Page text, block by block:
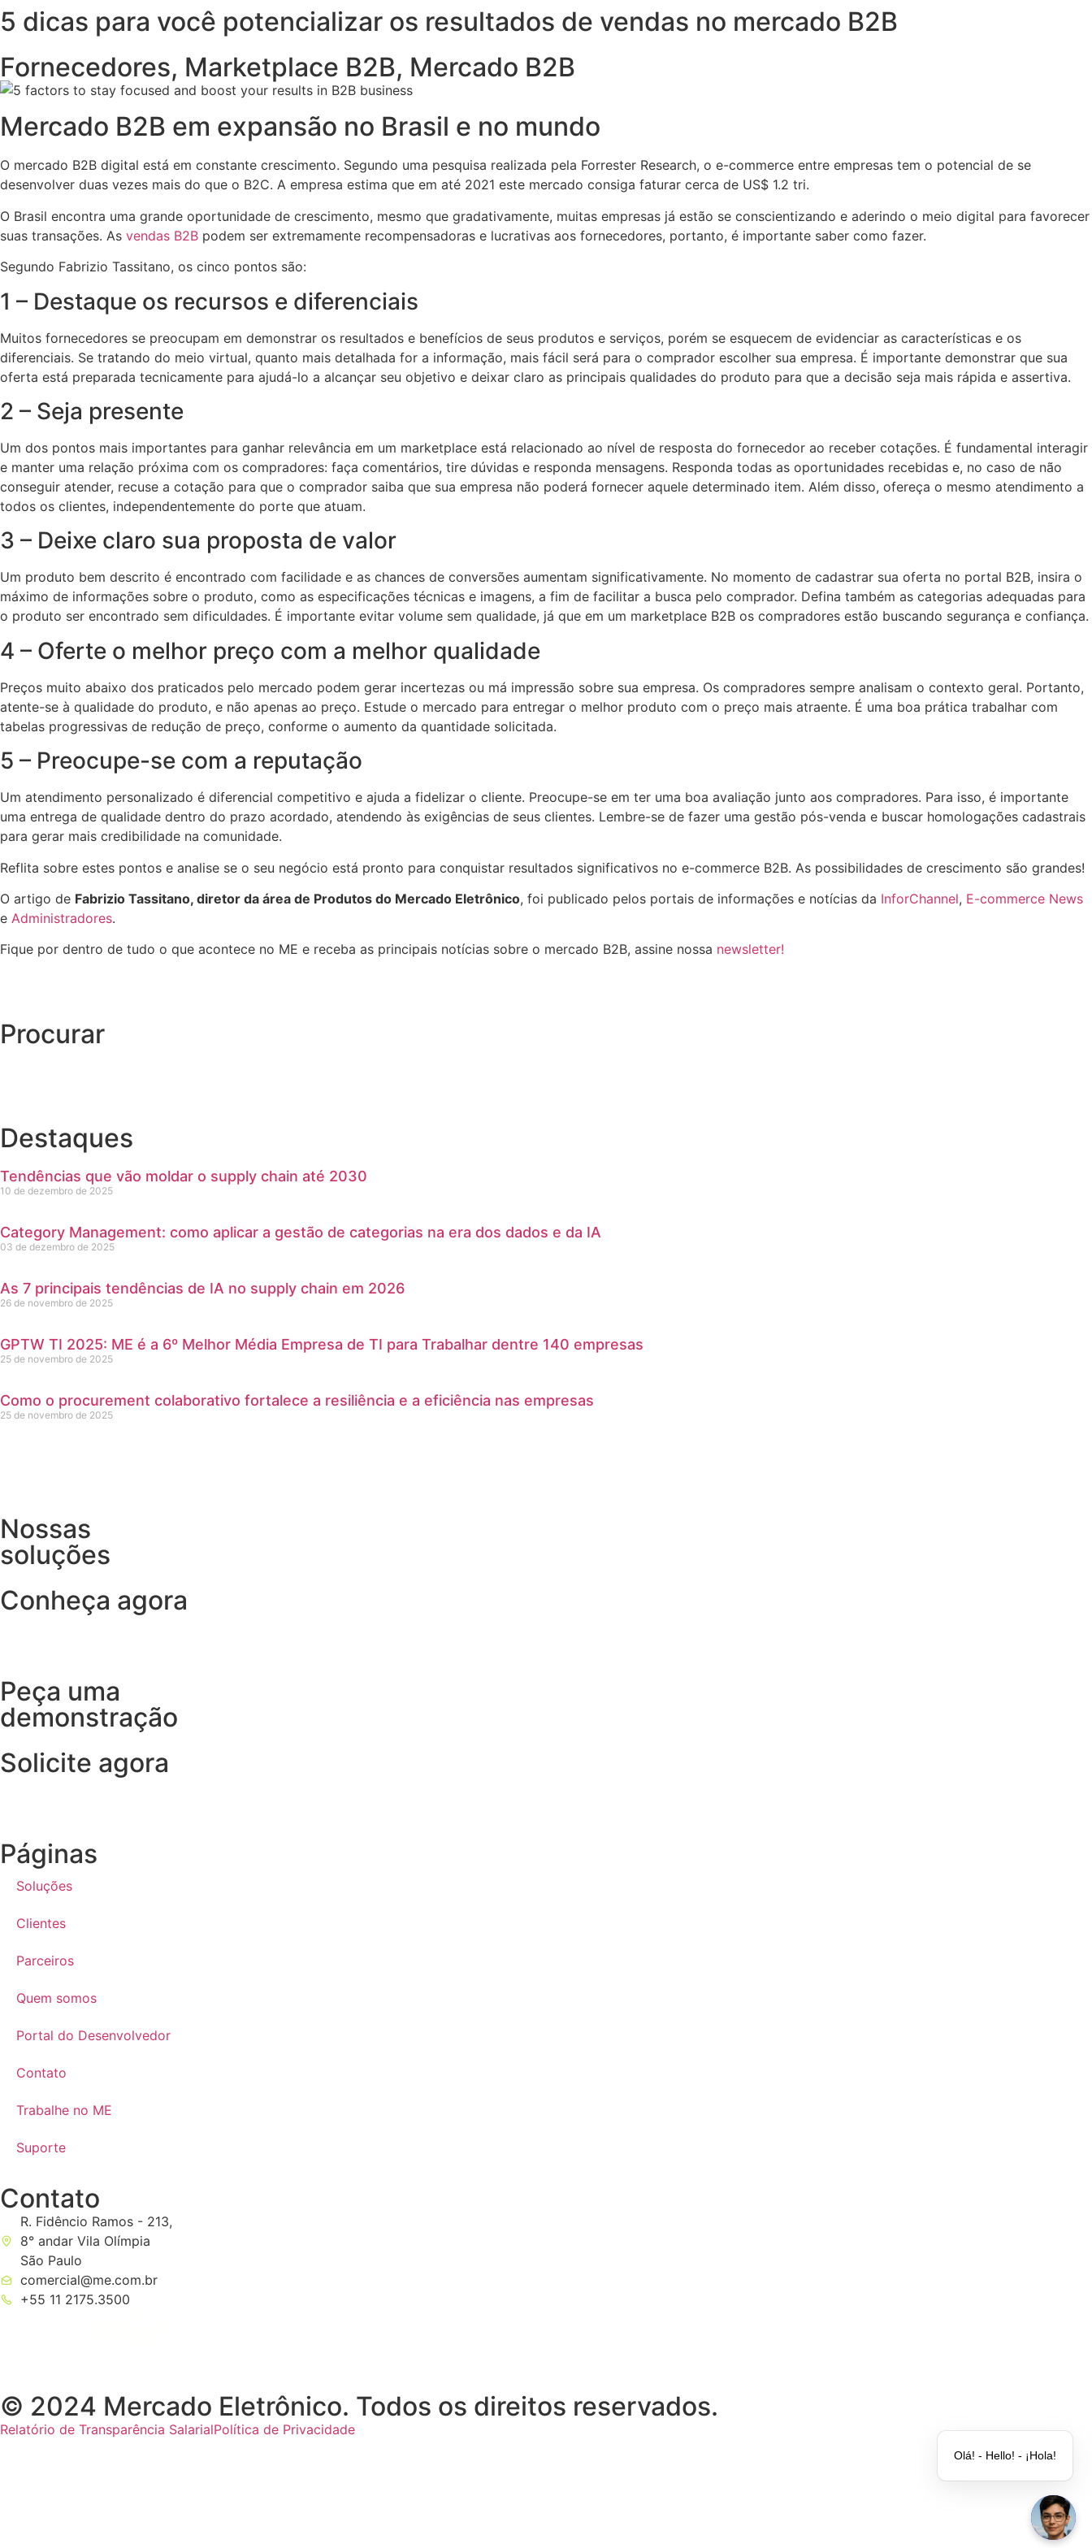
5 dicas para você potencializar os resultados de vendas no mercado B2B
Fornecedores, Marketplace B2B, Mercado B2B
Mercado B2B em expansão no Brasil e no mundo
O mercado B2B digital está em constante crescimento. Segundo uma pesquisa realizada pela Forrester Research, o e-commerce entre empresas tem o potencial de se
desenvolver duas vezes mais do que o B2C. A empresa estima que em até 2021 este mercado consiga faturar cerca de US$ 1.2 tri.
O Brasil encontra uma grande oportunidade de crescimento, mesmo que gradativamente, muitas empresas já estão se conscientizando e aderindo o meio digital para favorecer
suas transações. As vendas B2B podem ser extremamente recompensadoras e lucrativas aos fornecedores, portanto, é importante saber como fazer.
Segundo Fabrizio Tassitano, os cinco pontos são:
1 – Destaque os recursos e diferenciais
Muitos fornecedores se preocupam em demonstrar os resultados e benefícios de seus produtos e serviços, porém se esquecem de evidenciar as características e os
diferenciais. Se tratando do meio virtual, quanto mais detalhada for a informação, mais fácil será para o comprador escolher sua empresa. É importante demonstrar que sua
oferta está preparada tecnicamente para ajudá-lo a alcançar seu objetivo e deixar claro as principais qualidades do produto para que a decisão seja mais rápida e assertiva.
2 – Seja presente
Um dos pontos mais importantes para ganhar relevância em um marketplace está relacionado ao nível de resposta do fornecedor ao receber cotações. É fundamental interagir
e manter uma relação próxima com os compradores: faça comentários, tire dúvidas e responda mensagens. Responda todas as oportunidades recebidas e, no caso de não
conseguir atender, recuse a cotação para que o comprador saiba que sua empresa não poderá fornecer aquele determinado item. Além disso, ofereça o mesmo atendimento a
todos os clientes, independentemente do porte que atuam.
3 – Deixe claro sua proposta de valor
Um produto bem descrito é encontrado com facilidade e as chances de conversões aumentam significativamente. No momento de cadastrar sua oferta no portal B2B, insira o
máximo de informações sobre o produto, como as especificações técnicas e imagens, a fim de facilitar a busca pelo comprador. Defina também as categorias adequadas para
o produto ser encontrado sem dificuldades. É importante evitar volume sem qualidade, já que em um marketplace B2B os compradores estão buscando segurança e confiança.
4 – Oferte o melhor preço com a melhor qualidade
Preços muito abaixo dos praticados pelo mercado podem gerar incertezas ou má impressão sobre sua empresa. Os compradores sempre analisam o contexto geral. Portanto,
atente-se à qualidade do produto, e não apenas ao preço. Estude o mercado para entregar o melhor produto com o preço mais atraente. É uma boa prática trabalhar com
tabelas progressivas de redução de preço, conforme o aumento da quantidade solicitada.
5 – Preocupe-se com a reputação
Um atendimento personalizado é diferencial competitivo e ajuda a fidelizar o cliente. Preocupe-se em ter uma boa avaliação junto aos compradores. Para isso, é importante
uma entrega de qualidade dentro do prazo acordado, atendendo às exigências de seus clientes. Lembre-se de fazer uma gestão pós-venda e buscar homologações cadastrais
para gerar mais credibilidade na comunidade.
Reflita sobre estes pontos e analise se o seu negócio está pronto para conquistar resultados significativos no e-commerce B2B. As possibilidades de crescimento são grandes!
O artigo de Fabrizio Tassitano, diretor da área de Produtos do Mercado Eletrônico, foi publicado pelos portais de informações e notícias da InforChannel, E-commerce News
e Administradores.
Fique por dentro de tudo o que acontece no ME e receba as principais notícias sobre o mercado B2B, assine nossa newsletter!
Procurar
Destaques
Tendências que vão moldar o supply chain até 2030
10 de dezembro de 2025
Category Management: como aplicar a gestão de categorias na era dos dados e da IA
03 de dezembro de 2025
As 7 principais tendências de IA no supply chain em 2026
26 de novembro de 2025
GPTW TI 2025: ME é a 6º Melhor Média Empresa de TI para Trabalhar dentre 140 empresas
25 de novembro de 2025
Como o procurement colaborativo fortalece a resiliência e a eficiência nas empresas
25 de novembro de 2025
Nossas
soluções
Conheça agora
Peça uma
demonstração
Solicite agora
Páginas
Soluções
Clientes
Parceiros
Quem somos
Portal do Desenvolvedor
Contato
Trabalhe no ME
Suporte
Contato
R. Fidêncio Ramos - 213,
8° andar Vila Olímpia
São Paulo
comercial@me.com.br
+55 11 2175.3500
© 2024 Mercado Eletrônico. Todos os direitos reservados.
Relatório de Transparência SalarialPolítica de Privacidade
Olá! - Hello! - ¡Hola!